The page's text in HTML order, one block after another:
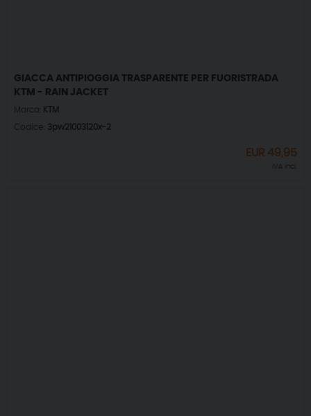
GIACCA ANTIPIOGGIA TRASPARENTE PER FUORISTRADA
KTM - RAIN JACKET
Marca: KTM
Codice: 3pw21003120x-2
EUR 49,95
IVA incl.